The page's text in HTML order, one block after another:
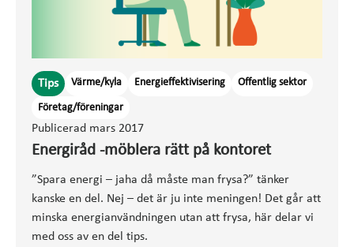
Publicerad mars 2017
Energiråd -möblera rätt på kontoret
”Spara energi – jaha då måste man frysa?” tänker
kanske en del. Nej – det är ju inte meningen! Det går att
minska energianvändningen utan att frysa, här delar vi
med oss av en del tips.
Tips Värme/kyla Energieffektivisering Offentlig sektor
Företag/föreningar